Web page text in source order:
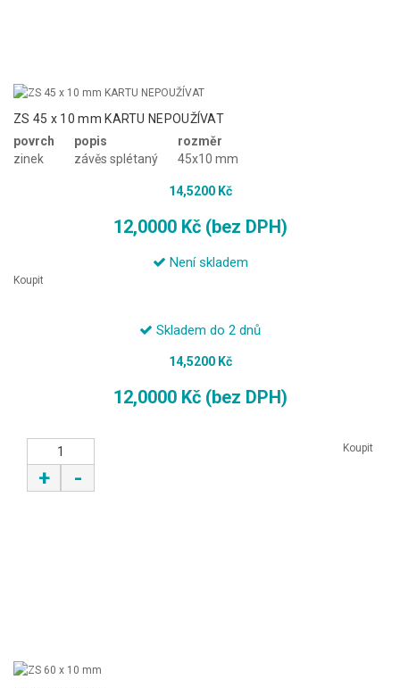
ZS 45 x 10 mm KARTU NEPOUŽÍVAT
povrch
zinek
popis
závěs splétaný
rozměr
45x10 mm
14,5200 Kč
12,0000 Kč (bez DPH)
Není skladem
Koupit
Skladem do 2 dnů
14,5200 Kč
12,0000 Kč (bez DPH)
+ -
Koupit